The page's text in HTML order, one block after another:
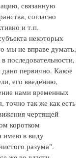
связанную
согласно
и т.п.
некоторых
мы не вправе думать,
последовательности,
первично. Какое
его введению,
нами временных
точно так же как есть
чертящей
коротком
имею в виду
разума".